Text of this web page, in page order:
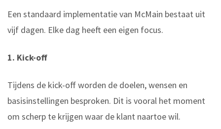
Een standaard implementatie van McMain bestaat uit
vijf dagen. Elke dag heeft een eigen focus.
1. Kick-off
Tijdens de kick-off worden de doelen, wensen en
basisinstellingen besproken. Dit is vooral het moment
om scherp te krijgen waar de klant naartoe wil.